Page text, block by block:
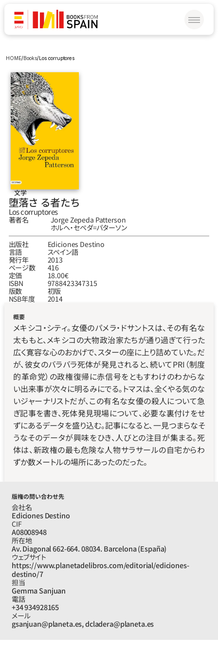
HOME/Books/Los corruptores
文学
堕落さ る者たち
Los corruptores
著者名
Jorge Zepeda Patterson
ホルヘ‧セペダ=パターソン
出版社
Ediciones Destino
言語
スペイン語
発行年
2013
ページ数
416
定価
18.00€
ISBN
9788423347315
版数
初版
NSB年度
2014
概要
メキシコ・シティ。女優のパメラ・ドサントスは、その有名な
太ももと、メキシコの大物政治家たちが通り過ぎて行った
広く寛容な心のおかげで、スターの座に上り詰めていた。だ
が、彼女のバラバラ死体が発見されると、続いてPRI（制度
的革命党）の政権復帰に赤信号をともすわけのわからな
い出来事が次々に明るみにでる。トマスは、全くやる気のな
いジャーナリストだが、この有名な女優の殺人について急
ぎ記事を書き、死体発見現場について、必要な裏付けをせ
ずにあるデータを盛り込む。記事になると、一見つまらなそ
うなそのデータが興味をひき、人びとの注目が集まる。死
体は、新政権の最も危険な人物サラサールの自宅からわ
ずか数メートルの場所にあったのだった。
版権の問い合わせ先
会社名
Ediciones Destino
CIF
A08008948
所在地
Av. Diagonal 662-664. 08034. Barcelona (España)
ウェブサイト
https://www.planetadelibros.com/editorial/ediciones-
destino/7
担当
Gemma Sanjuan
電話
+34 934928165
メール
gsanjuan@planeta.es, dcladera@planeta.es